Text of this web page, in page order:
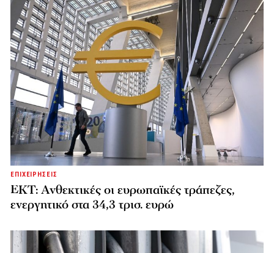
ΕΠΙΧΕΙΡΗΣΕΙΣ
ΕΚΤ: Ανθεκτικές οι ευρωπαϊκές τράπεζες,
ενεργητικό στα 34,3 τρισ. ευρώ